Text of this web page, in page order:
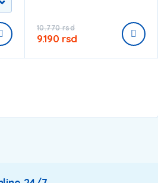
10.770rsd
9.190 rsd